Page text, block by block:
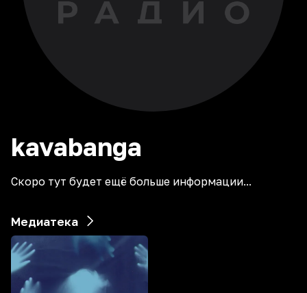
kavabanga
Скоро тут будет ещё больше информации...
Медиатека